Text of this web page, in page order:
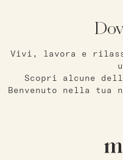
Vivi, lavora e
Scopri alcune
Benvenuto nella tua